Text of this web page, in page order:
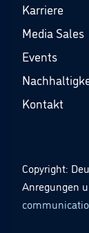
Karriere
Media Sales
Events
Kontakt
Copyright:
Anregungen